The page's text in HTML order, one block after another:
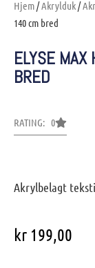
Hjem/Akrylduk/
140 cm bred
ELYSE
BRED
RATING: 0
Akrylbelagt
kr 199,00